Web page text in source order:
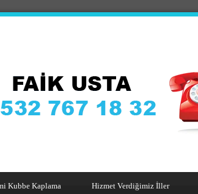
Kubbe Kaplama Hizmet Verdiğimiz İller